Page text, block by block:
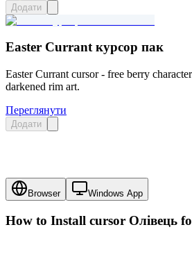
Додати
Easter Currant курсор пак
Easter Currant cursor - free berry
darkened rim art.
Переглянути
Додати
Browser Windows App
How to Install cursor Олівець